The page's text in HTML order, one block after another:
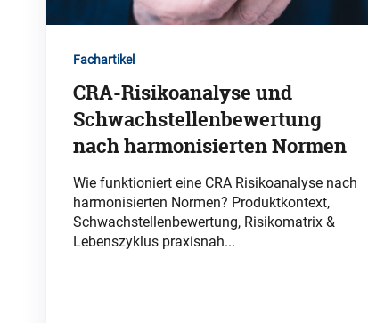
Fachartikel
CRA-Risikoanalyse und
Schwachstellenbewertung
nach harmonisierten Normen
Wie funktioniert eine CRA Risikoanalyse nach
harmonisierten Normen? Produktkontext,
Schwachstellenbewertung, Risikomatrix &
Lebenszyklus praxisnah...